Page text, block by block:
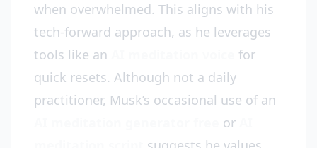
when overwhelmed. This aligns with his
tech-forward approach, as he leverages
tools like an
for
quick resets. Although not a daily
practitioner, Musk’s occasional use of an
or